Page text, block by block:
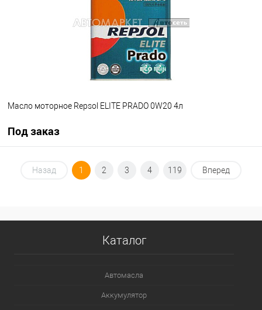
Масло моторное Repsol ELITE PRADO 0W20 4л
Под заказ
Под заказ
Назад 1 2 3 4 119 Вперед
Каталог
Автомасла
Аккумулятор